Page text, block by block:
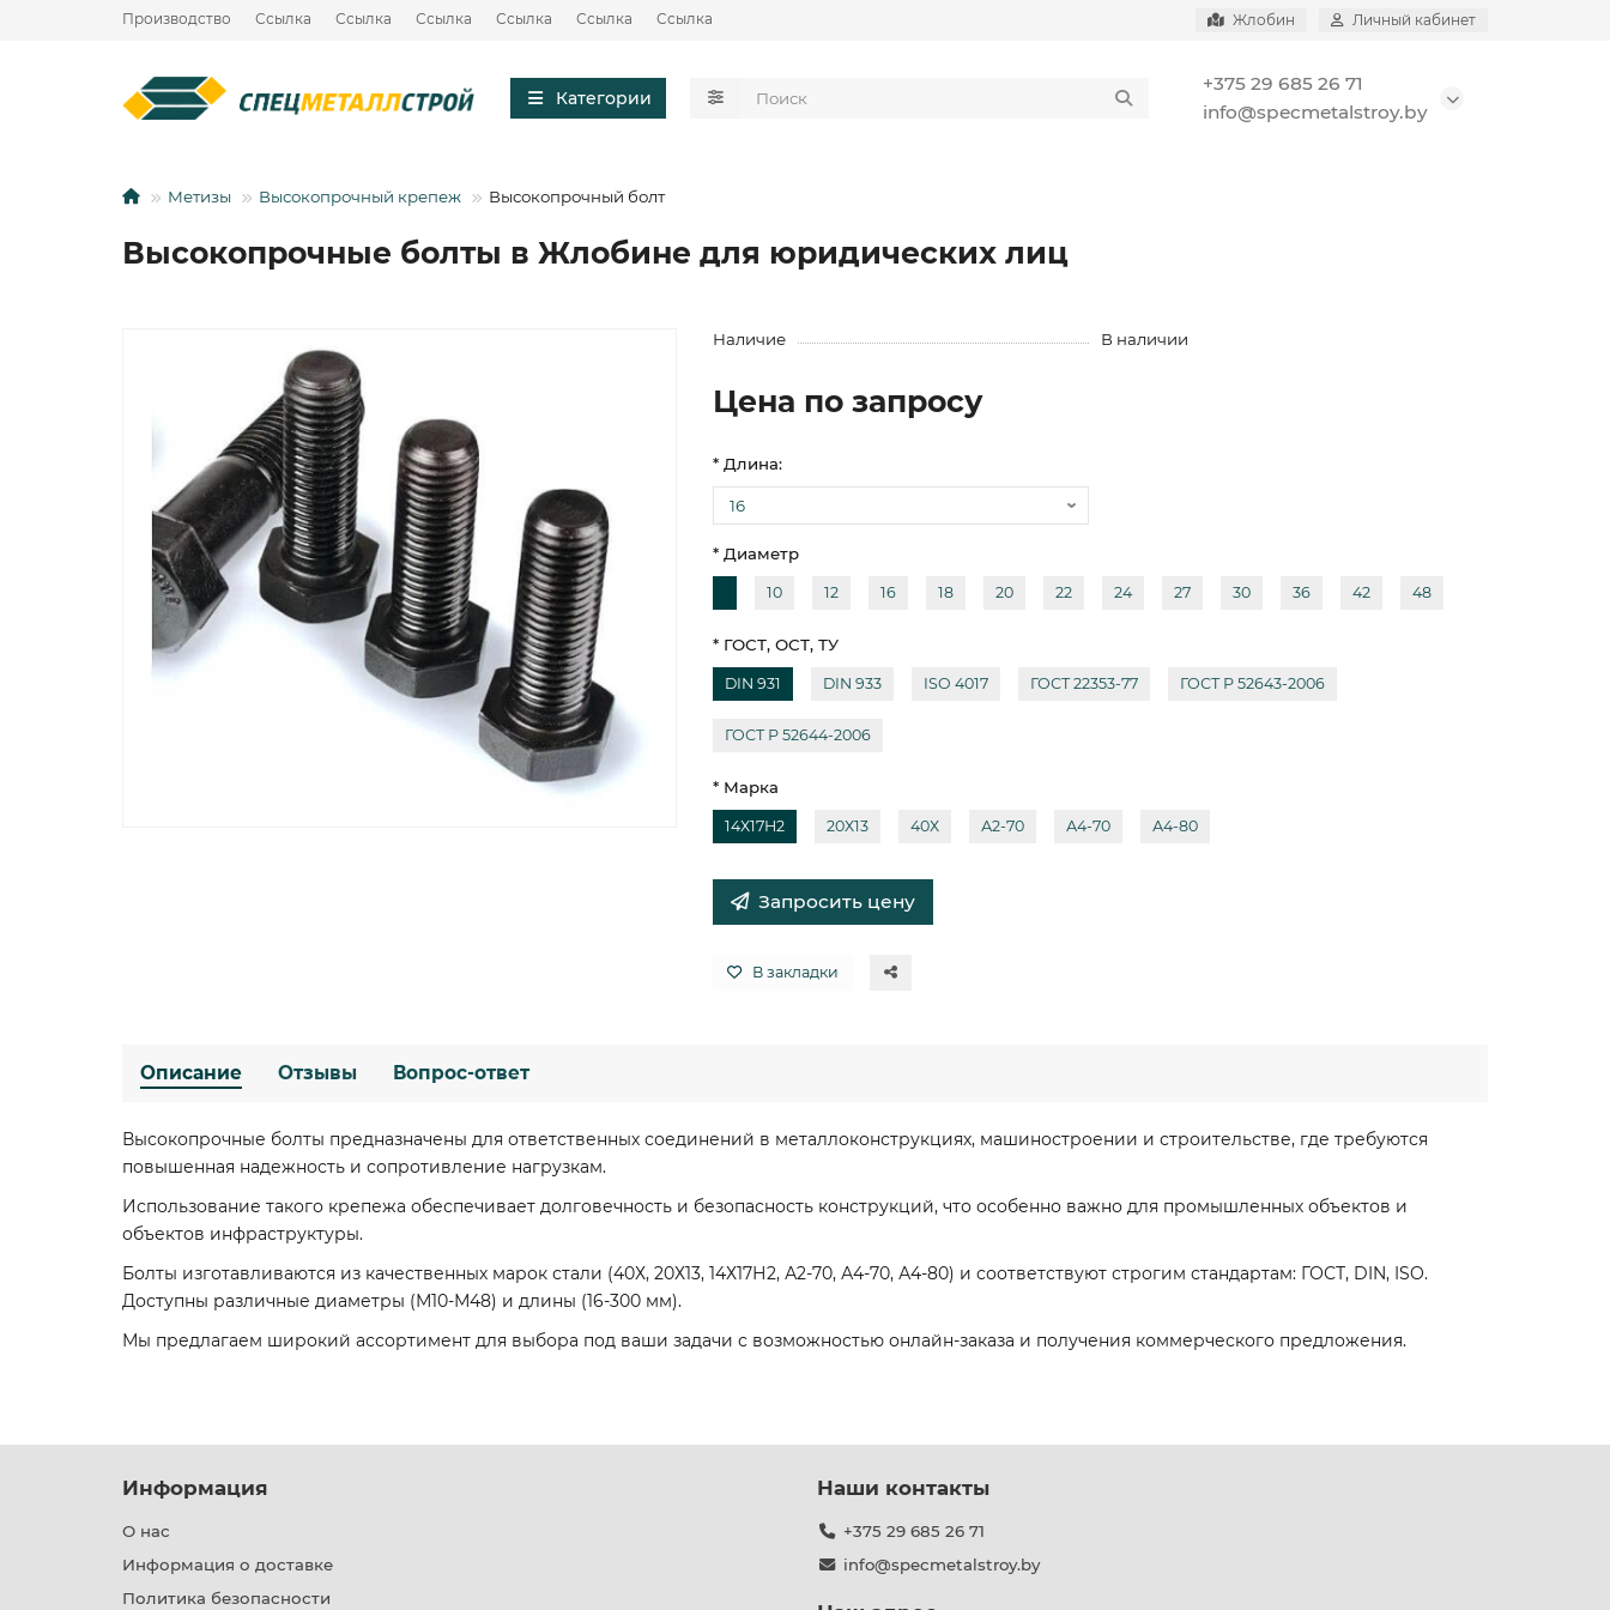
Производство Ссылка Ссылка Ссылка Ссылка Ссылка Ссылка Жлобин Личный кабинет
Категории
+375 29 685 26 71
info@specmetalstroy.by
Метизы Высокопрочный крепеж Высокопрочный болт
Высокопрочные болты в Жлобине для юридических лиц
Наличие В наличии
Цена по запросу
* Длина:
* Диаметр
10 12 16 18 20 22 24 27 30 36 42 48
* ГОСТ, ОСТ, ТУ
DIN 931 DIN 933 ISO 4017 ГОСТ 22353-77 ГОСТ Р 52643-2006
ГОСТ Р 52644-2006
* Марка
14Х17Н2 20Х13 40Х А2-70 А4-70 А4-80
Запросить цену
В закладки
Описание Отзывы Вопрос-ответ
Высокопрочные болты предназначены для ответственных соединений в металлоконструкциях, машиностроении и строительстве, где требуются
повышенная надежность и сопротивление нагрузкам.
Использование такого крепежа обеспечивает долговечность и безопасность конструкций, что особенно важно для промышленных объектов и
объектов инфраструктуры.
Болты изготавливаются из качественных марок стали (40Х, 20Х13, 14Х17Н2, А2-70, А4-70, А4-80) и соответствуют строгим стандартам: ГОСТ, DIN, ISO.
Доступны различные диаметры (М10-М48) и длины (16-300 мм).
Мы предлагаем широкий ассортимент для выбора под ваши задачи с возможностью онлайн-заказа и получения коммерческого предложения.
Информация
О нас
Информация о доставке
Политика безопасности
Наши контакты
+375 29 685 26 71
info@specmetalstroy.by